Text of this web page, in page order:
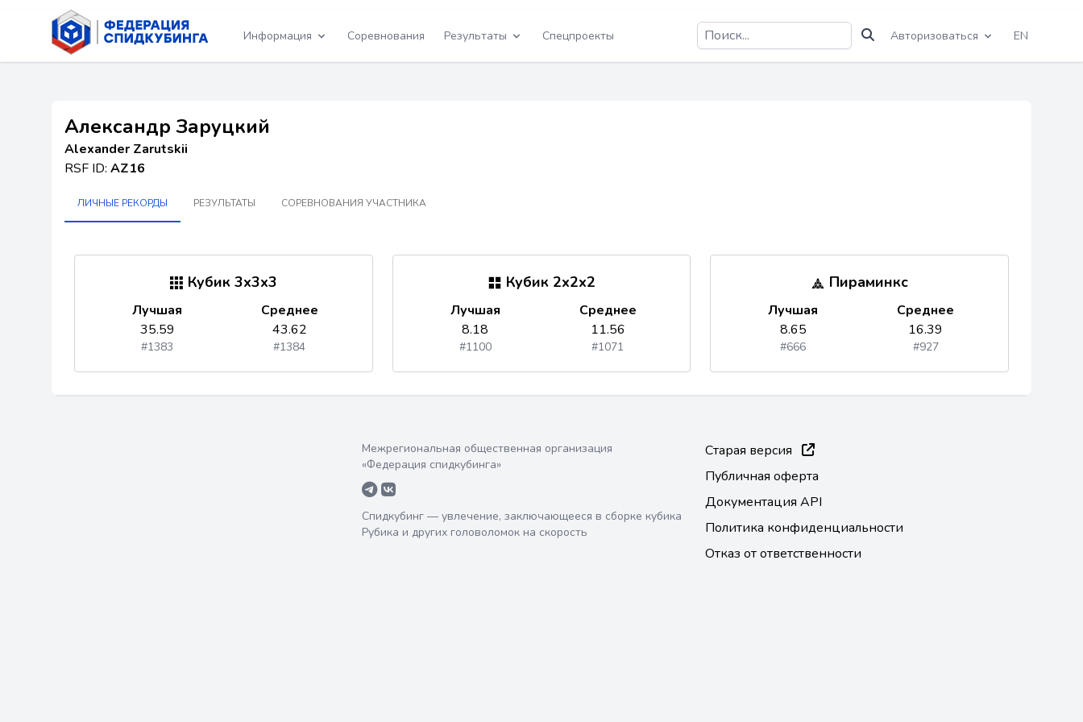
Информация Соревнования Результаты Спецпроекты Авторизоваться EN
Александр Заруцкий
Alexander Zarutskii
RSF ID: AZ16
ЛИЧНЫЕ РЕКОРДЫ РЕЗУЛЬТАТЫ СОРЕВНОВАНИЯ УЧАСТНИКА
Кубик 3x3x3
Лучшая
35.59
#1383
Среднее
43.62
#1384
Кубик 2x2x2
Лучшая
8.18
#1100
Среднее
11.56
#1071
Пираминкс
Лучшая
8.65
#666
Среднее
16.39
#927
Межрегиональная общественная организация
«Федерация спидкубинга»
Спидкубинг — увлечение, заключающееся в сборке кубика
Рубика и других головоломок на скорость
Старая версия
Публичная оферта
Документация API
Политика конфиденциальности
Отказ от ответственности